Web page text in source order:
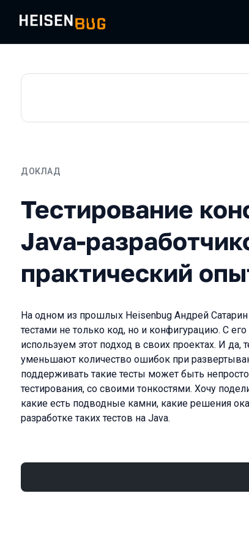
ДОКЛАД
Тестирование
Тестирование
Java-
практический
На одном из прошлых Heisenbug Андрей
тестами не только код, но и конфигурацию. С
используем этот подход в своих проектах. И
уменьшают количество ошибок при
поддерживать такие тесты может быть
тестирования, со своими тонкостями. Хочу
какие есть подводные камни, какие решения
разработке таких тестов на Java.